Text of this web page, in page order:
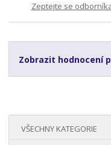
Zeptejte se
Zobrazit hodnocení
VŠECHNY KATEGORIE